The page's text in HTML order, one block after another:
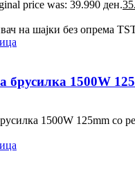
price was: 39.990 ден.
на шајки без опрема
брусилка 1500W
1500W 125mm со